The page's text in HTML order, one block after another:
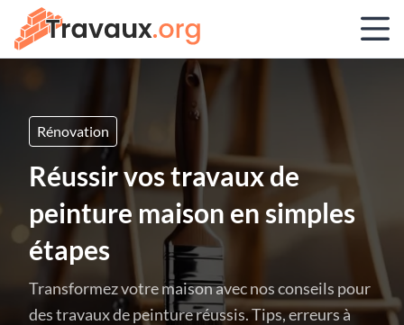
Rénovation
Réussir vos travaux de
peinture maison en simples
étapes
Transformez votre maison avec nos conseils pour
des travaux de peinture réussis. Tips, erreurs à